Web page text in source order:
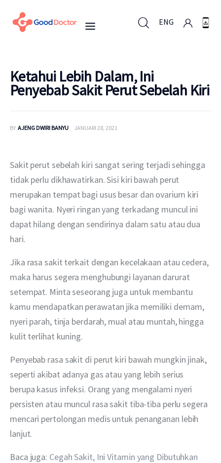
ENG
Mengapa Good Doctor
Berita
Layanan
Ketahui Lebih Dalam, Ini
Penyebab Sakit Perut Sebelah Kiri
BY AJENG DWIRI BANYU JANUARI 28, 2021
Sakit perut sebelah kiri sangat sering terjadi sehingga
tidak perlu dikhawatirkan. Sisi kiri bawah perut
merupakan tempat bagi usus besar dan ovarium kiri
bagi wanita. Nyeri ringan yang terkadang muncul ini
dapat hilang dengan sendirinya dalam satu atau dua
hari.
Jika rasa sakit terkait dengan kecelakaan atau cedera,
maka harus segera menghubungi layanan darurat
setempat. Minta seseorang juga untuk membantu
kamu mendapatkan perawatan jika memiliki demam,
nyeri parah, tinja berdarah, mual atau muntah, hingga
kulit terlihat kuning.
Penyebab rasa sakit di perut kiri bawah mungkin jinak,
seperti akibat adanya gas atau yang lebih serius
berupa kasus infeksi. Orang yang mengalami nyeri
persisten atau muncul rasa sakit tiba-tiba perlu segera
mencari pertolongan medis untuk penanganan lebih
lanjut.
Baca juga: Cegah Sakit, Ini Vitamin yang Dibutuhkan